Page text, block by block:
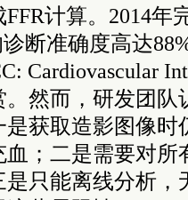
计算。2014年
断准确度高达
Cardiovascular
然而，研发团队
获取造影图像时
；二是需要对所
是只能离线分析，